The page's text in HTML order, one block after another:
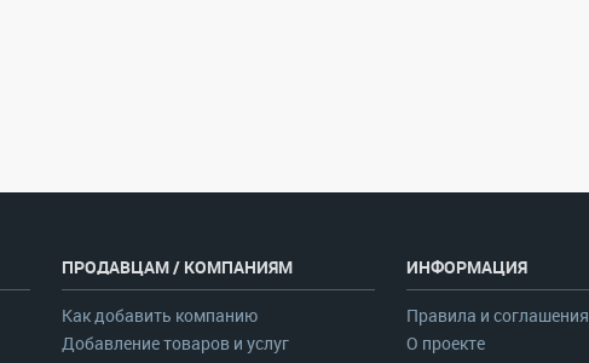
ПРОДАВЦАМ / КОМПАНИЯМ
Как добавить компанию
Добавление товаров и услуг
ИНФОРМАЦИЯ
Правила и соглашения
О проекте